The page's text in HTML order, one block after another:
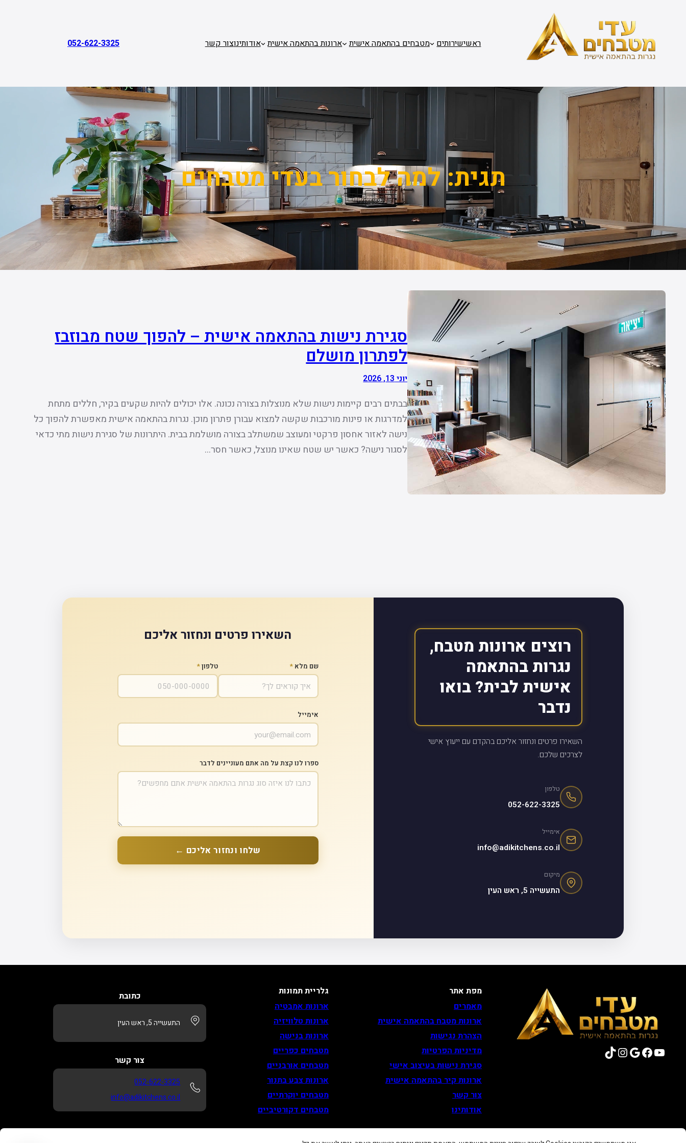
ראשישירותים מטבחים בהתאמה אישית ארונות בהתאמה אישית אודותינוצור קשר 052-622-3325
תגית:למה לבחור בעדי מטבחים
סגירת נישות בהתאמה אישית – להפוך שטח מבוזבז
לפתרון מושלם
יוני 13, 2026
בבתים רבים קיימות נישות שלא מנוצלות בצורה נכונה. אלו יכולים להיות שקעים בקיר, חללים מתחת
למדרגות או פינות מורכבות שקשה למצוא עבורן פתרון מוכן. נגרות בהתאמה אישית מאפשרת להפוך כל
נישה לאזור אחסון פרקטי ומעוצב שמשתלב בצורה מושלמת בבית. היתרונות של סגירת נישות מתי כדאי
לסגור נישה? כאשר יש שטח שאינו מנוצל, כאשר חסר…
רוצים ארונות מטבח,
נגרות בהתאמה
אישית לבית? בואו
נדבר
השאירו פרטים ונחזור אליכם בהקדם עם ייעוץ אישי
לצרכים שלכם.
טלפון
052-622-3325
אימייל
info@adikitchens.co.il
מיקום
התעשייה 5, ראש העין
השאירו פרטים ונחזור אליכם
שם מלא * טלפון*
אימייל
ספרו לנו קצת על מה אתם מעוניינים לדבר
שלחו ונחזור אליכם ←
YouTube
Facebook
Google
Instagram
TikTok
מפת אתר
מאמרים
ארונות מטבח בהתאמה אישית
הצהרת נגישות
מדיניות הפרטיות
סגירת נישות בעיצוב אישי
ארונות קיר בהתאמה אישית
צור קשר
אודותינו
גלריית תמונות
ארונות אמבטיה
ארונות טלוויזיה
ארונות בנישה
מטבחים כפריים
מטבחים אורבניים
ארונות צבע בתנור
מטבחים יוקרתיים
מטבחים דקורטיביים
כתובת
התעשייה 5, ראש העין
צור קשר
052-622-3325
info@adikitchens.co.il